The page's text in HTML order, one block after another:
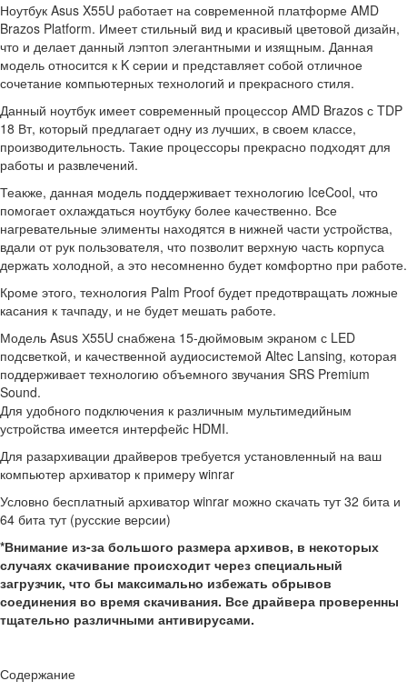
Ноутбук Asus X55U работает на современной платформе AMD
Brazos Platform. Имеет стильный вид и красивый цветовой дизайн,
что и делает данный лэптоп элегантными и изящным. Данная
модель относится к K серии и представляет собой отличное
сочетание компьютерных технологий и прекрасного стиля.
Данный ноутбук имеет современный процессор AMD Brazos с TDP
18 Вт, который предлагает одну из лучших, в своем классе,
производительность. Такие процессоры прекрасно подходят для
работы и развлечений.
Теакже, данная модель поддерживает технологию IceCool, что
помогает охлаждаться ноутбуку более качественно. Все
нагревательные элименты находятся в нижней части устройства,
вдали от рук пользователя, что позволит верхную часть корпуса
держать холодной, а это несомненно будет комфортно при работе.
Кроме этого, технология Palm Proof будет предотвращать ложные
касания к тачпаду, и не будет мешать работе.
Модель Asus Х55U снабжена 15-дюймовым экраном с LED
подсветкой, и качественной аудиосистемой Altec Lansing, которая
поддерживает технологию объемного звучания SRS Premium
Sound.
Для удобного подключения к различным мультимедийным
устройства имеется интерфейс HDMI.
Для разархивации драйверов требуется установленный на ваш
компьютер архиватор к примеру winrar
Условно бесплатный архиватор winrar можно скачать тут 32 бита и
64 бита тут (русские версии)
*Внимание из-за большого размера архивов, в некоторых
случаях скачивание происходит через специальный
загрузчик, что бы максимально избежать обрывов
соединения во время скачивания. Все драйвера проверенны
тщательно различными антивирусами.
Содержание